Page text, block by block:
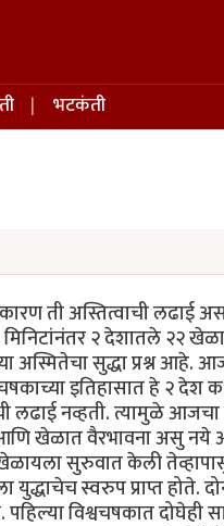
भटकंती
ती अस्तित्वाची लढाई
२ देशातले २२
अस्मितेचा सुद्धा प्रश्न आहे.
इतिहासात हे २ देश
लढाई नव्हती. त्यामुळे
खेळात वैरभावना असु नये
खेळायला सुरुवात केली
स्वरुप प्राप्त होते.
विश्वचषकात दोघेही